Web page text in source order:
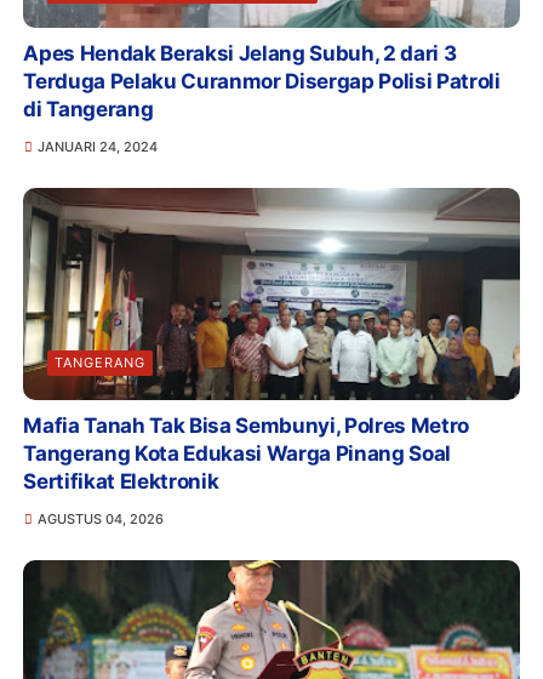
Apes Hendak Beraksi Jelang Subuh, 2 dari 3
Terduga Pelaku Curanmor Disergap Polisi Patroli
di Tangerang
JANUARI 24, 2024
TANGERANG
Mafia Tanah Tak Bisa Sembunyi, Polres Metro
Tangerang Kota Edukasi Warga Pinang Soal
Sertifikat Elektronik
AGUSTUS 04, 2026